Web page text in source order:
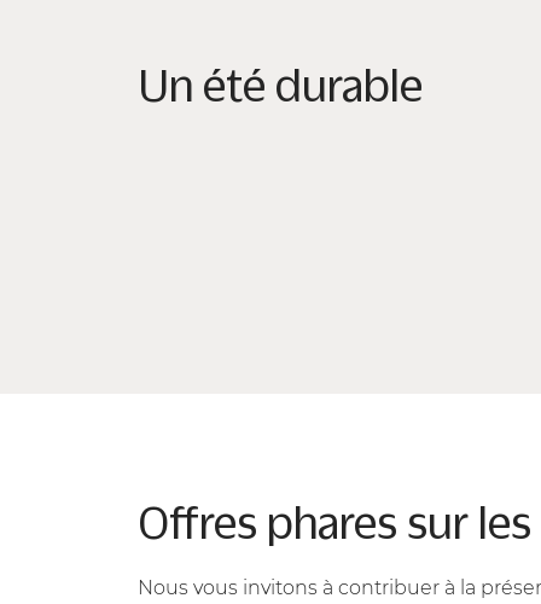
Un été durable
Offres phares sur
Nous vous invitons à contribuer à la